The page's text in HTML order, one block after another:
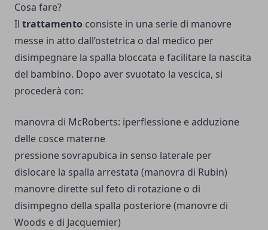
Cosa fare?
Il trattamento consiste in una serie di manovre
messe in atto dall’ostetrica o dal medico per
disimpegnare la spalla bloccata e facilitare la nascita
del bambino. Dopo aver svuotato la vescica, si
procederà con:
manovra di McRoberts: iperflessione e adduzione
delle cosce materne
pressione sovrapubica in senso laterale per
dislocare la spalla arrestata (manovra di Rubin)
manovre dirette sul feto di rotazione o di
disimpegno della spalla posteriore (manovre di
Woods e di Jacquemier)